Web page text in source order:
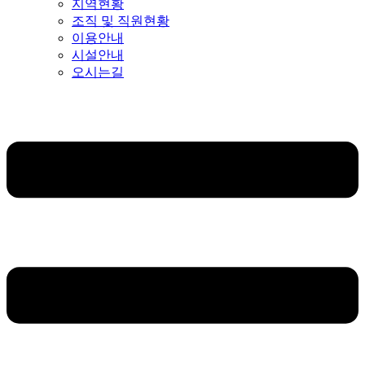
지역현황
조직 및 직원현황
이용안내
시설안내
오시는길